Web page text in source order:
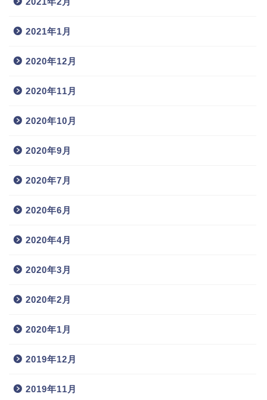
2021年1月
2020年12月
2020年11月
2020年10月
2020年9月
2020年7月
2020年6月
2020年4月
2020年3月
2020年2月
2020年1月
2019年12月
2019年11月